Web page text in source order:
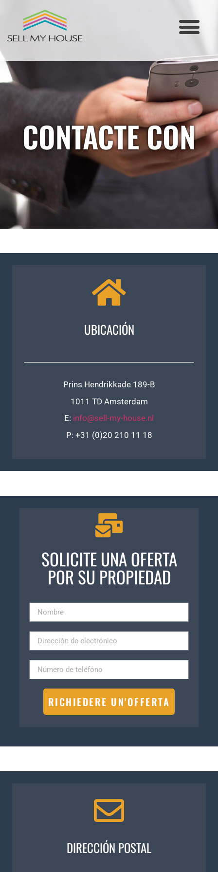
CONTACTE CON
UBICACIÓN
Prins Hendrikkade 189-B
1011 TD Amsterdam
E: info@sell-my-house.nl
P: +31 (0)20 210 11 18
SOLICITE UNA OFERTA
POR SU PROPIEDAD
RICHIEDERE UN'OFFERTA
DIRECCIÓN POSTAL